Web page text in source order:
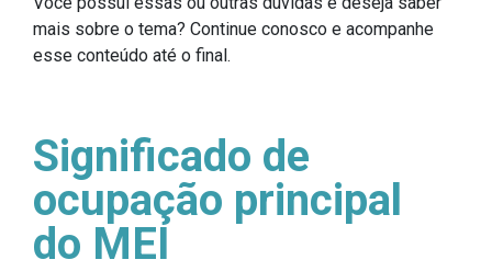
mais sobre o tema? Continue conosco e acompanhe
esse conteúdo até o final.
Significado de
ocupação principal
do MEI